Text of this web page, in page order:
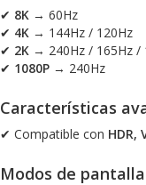
✔ 8K→ 60Hz
✔ 4K→ 144Hz / 120Hz
✔ 2K→ 240Hz / 165Hz /
✔ 1080P→ 240Hz
Características
✔ Compatible con HDR,
Modos de pantalla